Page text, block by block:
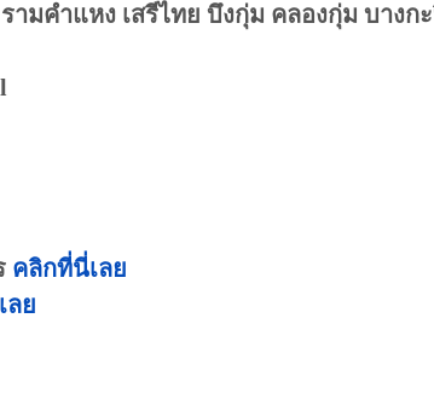
มคำแหง เสรีไทย บึงกุ่ม คลองกุ่ม บางก
คลิกที่นี่เลย
ลย